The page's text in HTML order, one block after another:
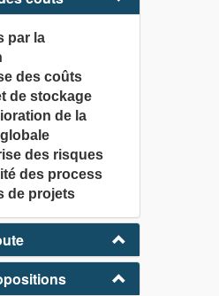
par la
des coûts
de stockage
de la
des risques
des process
de projets